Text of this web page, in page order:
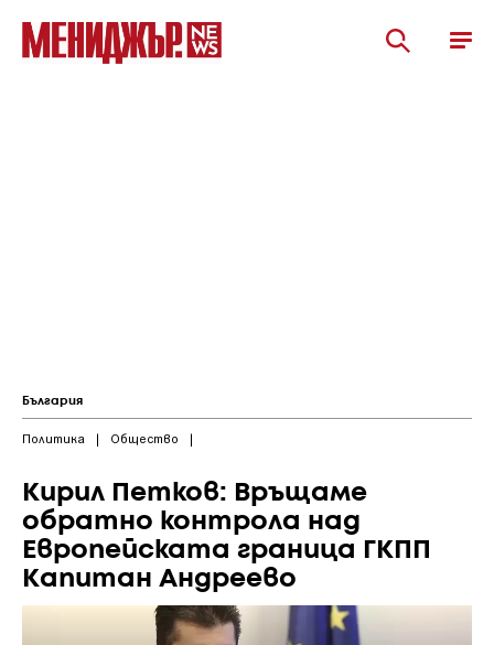
България
Политика | Общество |
Кирил Петков: Връщаме
обратно контрола над
Европейската граница ГКПП
Капитан Андреево